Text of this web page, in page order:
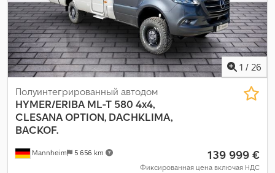
1 / 26
Mannheim 5 656 km
Полуинтегрированный автодом
HYMER/ERIBA ML-T 580 4x4,
CLESANA OPTION, DACHKLIMA,
BACKOF.
139 999 €
Фиксированная цена включая НДС